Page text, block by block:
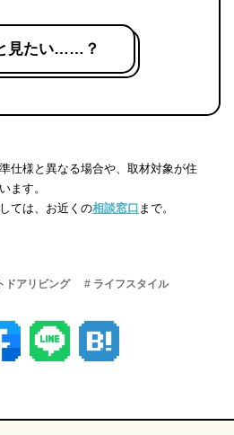
見たい……？
仕様と異なる場合や、取材対象が住
ます。
ては、お近くの相談窓口 まで。
ドアリビング # ライフスタイル